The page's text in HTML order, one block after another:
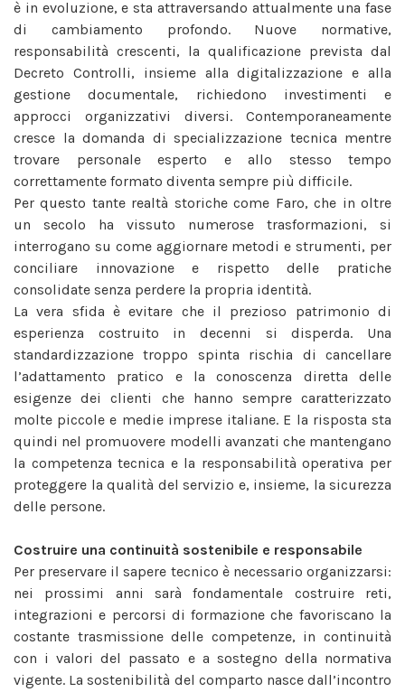
è in evoluzione, e sta attraversando attualmente una fase
di cambiamento profondo. Nuove normative,
responsabilità crescenti, la qualificazione prevista dal
Decreto Controlli, insieme alla digitalizzazione e alla
gestione documentale, richiedono investimenti e
approcci organizzativi diversi. Contemporaneamente
cresce la domanda di specializzazione tecnica mentre
trovare personale esperto e allo stesso tempo
correttamente formato diventa sempre più difficile.
Per questo tante realtà storiche come Faro, che in oltre
un secolo ha vissuto numerose trasformazioni, si
interrogano su come aggiornare metodi e strumenti, per
conciliare innovazione e rispetto delle pratiche
consolidate senza perdere la propria identità.
La vera sfida è evitare che il prezioso patrimonio di
esperienza costruito in decenni si disperda. Una
standardizzazione troppo spinta rischia di cancellare
l’adattamento pratico e la conoscenza diretta delle
esigenze dei clienti che hanno sempre caratterizzato
molte piccole e medie imprese italiane. E la risposta sta
quindi nel promuovere modelli avanzati che mantengano
la competenza tecnica e la responsabilità operativa per
proteggere la qualità del servizio e, insieme, la sicurezza
delle persone.
Costruire una continuità sostenibile e responsabile
Per preservare il sapere tecnico è necessario organizzarsi:
nei prossimi anni sarà fondamentale costruire reti,
integrazioni e percorsi di formazione che favoriscano la
costante trasmissione delle competenze, in continuità
con i valori del passato e a sostegno della normativa
vigente. La sostenibilità del comparto nasce dall’incontro